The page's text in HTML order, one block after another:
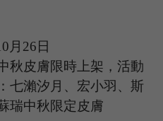
月 26 日
秋皮膚限時上架，活動
七瀨汐月 、宏小羽、斯
瑞中秋限定皮膚